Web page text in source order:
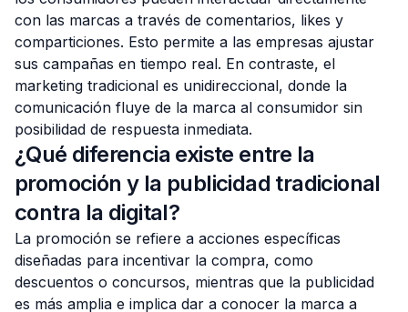
con las marcas a través de comentarios, likes y
comparticiones. Esto permite a las empresas ajustar
sus campañas en tiempo real. En contraste, el
marketing tradicional es unidireccional, donde la
comunicación fluye de la marca al consumidor sin
posibilidad de respuesta inmediata.
¿Qué diferencia existe entre la
promoción y la publicidad tradicional
contra la digital?
La promoción se refiere a acciones específicas
diseñadas para incentivar la compra, como
descuentos o concursos, mientras que la publicidad
es más amplia e implica dar a conocer la marca a